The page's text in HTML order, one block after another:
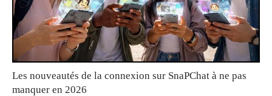
Les nouveautés de la connexion sur SnaPChat à ne pas
manquer en 2026